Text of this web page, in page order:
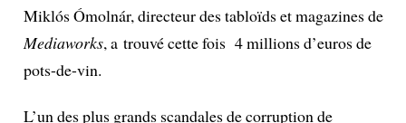
Miklós Ómolnár, directeur des tabloïds et magazines de
Mediaworks, a trouvé cette fois 4 millions d’euros de
pots-de-vin.
L’un des plus grands scandales de corruption de